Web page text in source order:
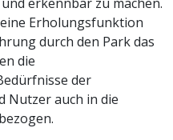
Erholungsfunktion
durch den Park das
die
der
Nutzer auch in die